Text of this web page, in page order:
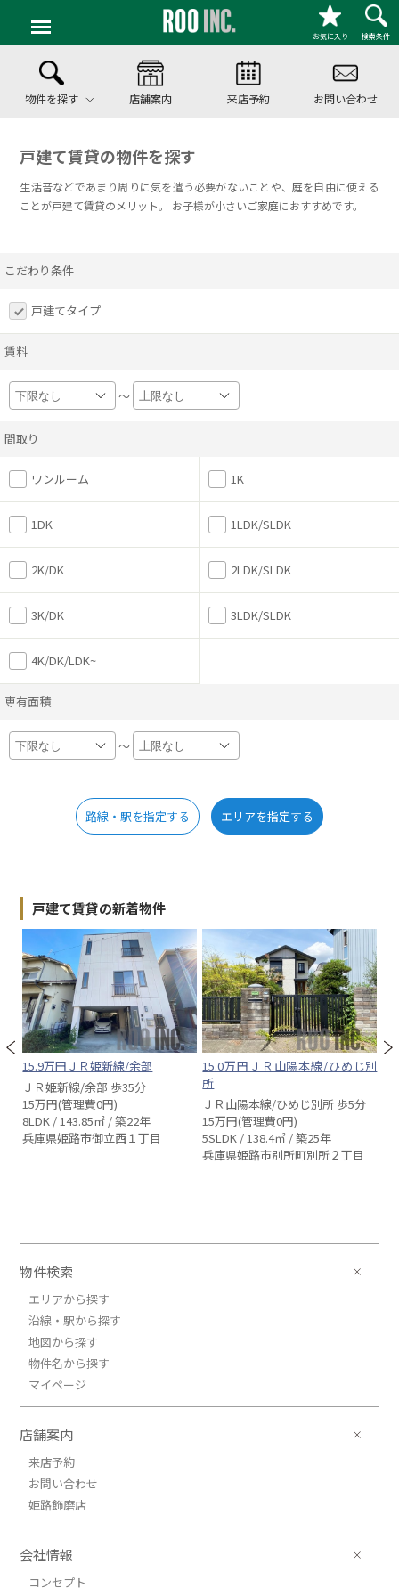
お気に入り 検索条件
物件を探す 店舗案内 来店予約 お問い合わせ
戸建て賃貸の物件を探す
生活音などであまり周りに気を遣う必要がないことや、庭を自由に使える
ことが戸建て賃貸のメリット。 お子様が小さいご家庭におすすめです。
こだわり条件
戸建てタイプ
賃料
～
間取り
ワンルーム 1K
1DK 1LDK/SLDK
2K/DK 2LDK/SLDK
3K/DK 3LDK/SLDK
4K/DK/LDK~
専有面積
～
路線・駅を指定する エリアを指定する
戸建て賃貸の新着物件
15.9万円ＪＲ姫新線/余部
ＪＲ姫新線/余部 歩35分
15万円(管理費0円)
8LDK / 143.85㎡ / 築22年
兵庫県姫路市御立西１丁目
15.0万円ＪＲ山陽本線/ひめじ別
所
ＪＲ山陽本線/ひめじ別所 歩5分
15万円(管理費0円)
5SLDK / 138.4㎡ / 築25年
兵庫県姫路市別所町別所２丁目
物件検索
エリアから探す
沿線・駅から探す
地図から探す
物件名から探す
マイページ
店舗案内
来店予約
お問い合わせ
姫路飾磨店
会社情報
コンセプト